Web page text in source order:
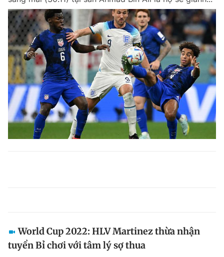
World Cup 2022: HLV Martinez thừa nhận
tuyển Bỉ chơi với tâm lý sợ thua